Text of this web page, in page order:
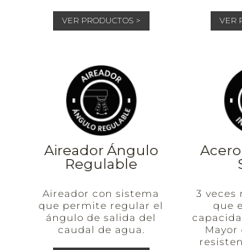
VER PRODUCTOS > VER
Aireador Ángulo
Regulable
Aireador con sistema
que permite regular el
ángulo de salida del
caudal de agua.
3 veces
que